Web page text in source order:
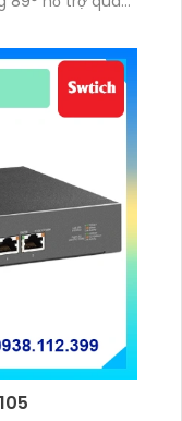
tầm chiếu sáng